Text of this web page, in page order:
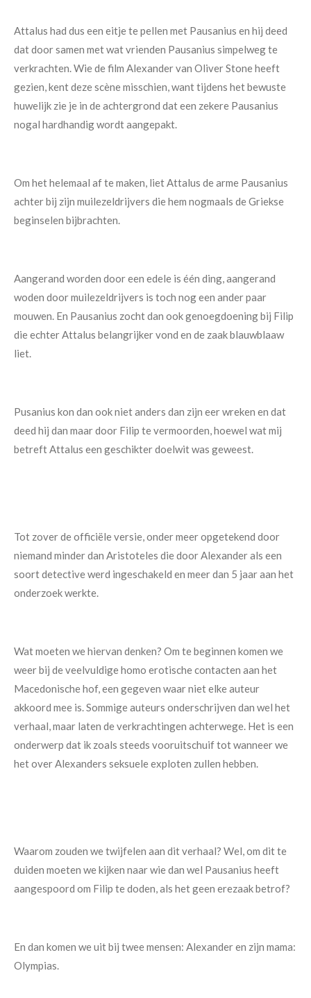
Attalus had dus een eitje te pellen met Pausanius en hij deed
dat door samen met wat vrienden Pausanius simpelweg te
verkrachten. Wie de film Alexander van Oliver Stone heeft
gezien, kent deze scène misschien, want tijdens het bewuste
huwelijk zie je in de achtergrond dat een zekere Pausanius
nogal hardhandig wordt aangepakt.
Om het helemaal af te maken, liet Attalus de arme Pausanius
achter bij zijn muilezeldrijvers die hem nogmaals de Griekse
beginselen bijbrachten.
Aangerand worden door een edele is één ding, aangerand
woden door muilezeldrijvers is toch nog een ander paar
mouwen. En Pausanius zocht dan ook genoegdoening bij Filip
die echter Attalus belangrijker vond en de zaak blauwblaaw
liet.
Pusanius kon dan ook niet anders dan zijn eer wreken en dat
deed hij dan maar door Filip te vermoorden, hoewel wat mij
betreft Attalus een geschikter doelwit was geweest.
Tot zover de officiële versie, onder meer opgetekend door
niemand minder dan Aristoteles die door Alexander als een
soort detective werd ingeschakeld en meer dan 5 jaar aan het
onderzoek werkte.
Wat moeten we hiervan denken? Om te beginnen komen we
weer bij de veelvuldige homo erotische contacten aan het
Macedonische hof, een gegeven waar niet elke auteur
akkoord mee is. Sommige auteurs onderschrijven dan wel het
verhaal, maar laten de verkrachtingen achterwege. Het is een
onderwerp dat ik zoals steeds vooruitschuif tot wanneer we
het over Alexanders seksuele exploten zullen hebben.
Waarom zouden we twijfelen aan dit verhaal? Wel, om dit te
duiden moeten we kijken naar wie dan wel Pausanius heeft
aangespoord om Filip te doden, als het geen erezaak betrof?
En dan komen we uit bij twee mensen: Alexander en zijn mama:
Olympias.